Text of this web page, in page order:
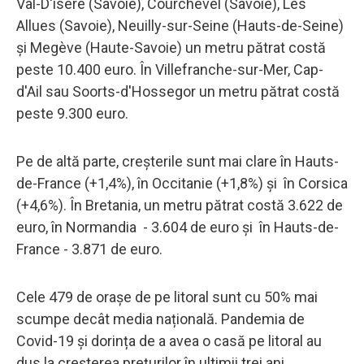
Allues (Savoie), Neuilly-sur-Seine (Hauts-de-Seine)
și Megève (Haute-Savoie) un metru pătrat costă
peste 10.400 euro. În Villefranche-sur-Mer, Cap-
d'Ail sau Soorts-d'Hossegor un metru pătrat costă
peste 9.300 euro.
Pe de altă parte, creșterile sunt mai clare în Hauts-
de-France (+1,4%), în Occitanie (+1,8%) și în Corsica
(+4,6%). În Bretania, un metru pătrat costă 3.622 de
euro, în Normandia - 3.604 de euro și în Hauts-de-
France - 3.871 de euro.
Cele 479 de orașe de pe litoral sunt cu 50% mai
scumpe decât media națională. Pandemia de
Covid-19 și dorința de a avea o casă pe litoral au